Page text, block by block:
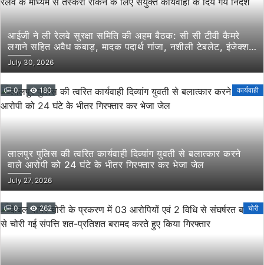
आईजी ने ली रेलवे सुरक्षा समिति की अहम बैठक: सी सी टीवी कैमरे
लगाने सहित अवैध कबाड़, मादक पदार्थ गांजा, नशीली टेबलेट, इंजेक्शन
इत्यादि की रेलवे के माध्यम से तस्करी रोकने के लिए संयुक्त कार्यवाही
के दिये गये निर्देश
July 30, 2026
0 180 कार्यवाही
लालपुर पुलिस की त्वरित कार्यवाही दिव्यांग युवती से बलात्कार करने
वाले आरोपी को 24 घंटे के भीतर गिरफ्तार कर भेजा जेल
July 27, 2026
0 262 चोरी